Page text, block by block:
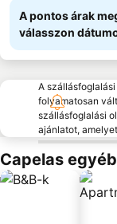
A pontos árak
válasszon
A
folyamatosan
szállásfoglalási
ajánlatot,
Capelas